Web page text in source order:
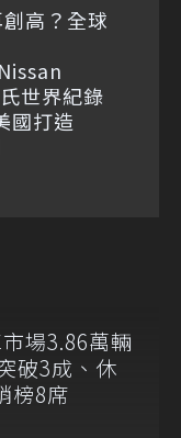
高？全球
世界紀錄
國打造
場3.86萬輛
破3成、休
榜8席